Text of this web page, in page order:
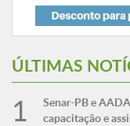
ÚLTIMAS
Senar-PB e
capacitação e